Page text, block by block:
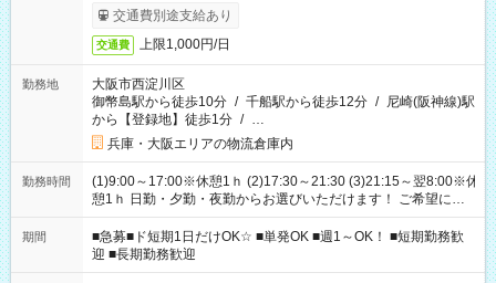
交通費別途支給あり
交通費 上限1,000円/日
勤務地
大阪市西淀川区
御幣島駅から徒歩10分 / 千船駅から徒歩12分 / 尼崎(阪神線)駅
から【登録地】徒歩1分 / …
兵庫・大阪エリアの物流倉庫内
勤務時間
(1)9:00～17:00※休憩1ｈ (2)17:30～21:30 (3)21:15～翌8:00※休
憩1ｈ 日勤・夕勤・夜勤からお選びいただけます！ ご希望に合
わせて働けるお仕事です(*^^*) 【その他選べる勤務時間】 8-17
時/9-17時/9-18時/10-18時/11-21時/18-22時/20-翌4時/21-翌5
時/22-翌6時/0-翌8時 ご自身のご都合で選んで頂ける完全自由シ
フト！
期間
■急募■ド短期1日だけOK☆ ■単発OK ■週1～OK！ ■短期勤務歓
迎 ■長期勤務歓迎